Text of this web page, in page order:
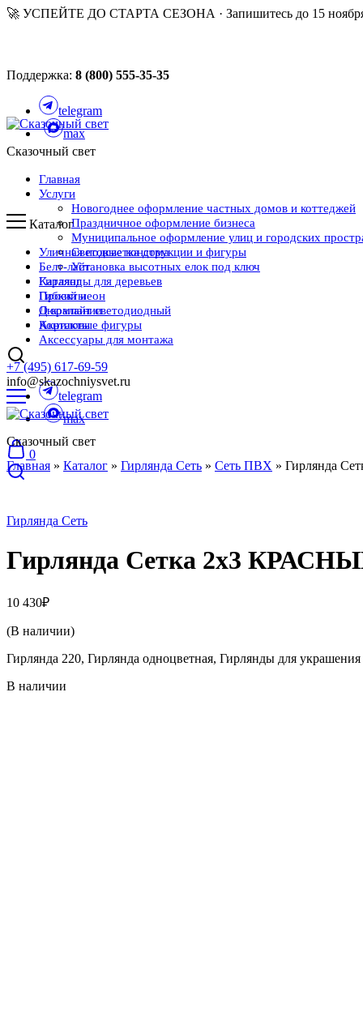
🚀 УСПЕЙТЕ ДО СТАРТА СЕЗОНА · Запишитесь до 15 ноября
Поддержка: 8 (800) 555-35-35
telegram
max
Сказочный свет
Главная
Услуги
Новогоднее оформление частных домов и коттеджей
Праздничное оформление бизнеса
Муниципальное оформление улиц и городских
Световые конструкции и фигуры
Установка высотных елок под ключ
Каталог
Проекты
О компании
Контакты
telegram
max
0
Каталог
Уличная подсветка дома
Белт-лайт
Гирлянды для деревьев
Гибкий неон
Дюралайт светодиодный
Акриловые фигуры
Аксессуары для монтажа
+7 (495) 617-69-59
info@skazochniysvet.ru
Сказочный свет
Главная » Каталог » Гирлянда Сеть » Сеть ПВХ » Гирлянда
Гирлянда Сеть
Гирлянда Сетка 2х3
10 430₽
(В наличии)
Гирлянда 220, Гирлянда одноцветная, Гирлянды для
В наличии